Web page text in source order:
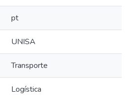
pt
UNISA
Transporte
Logística